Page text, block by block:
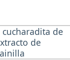
cucharadita de
de